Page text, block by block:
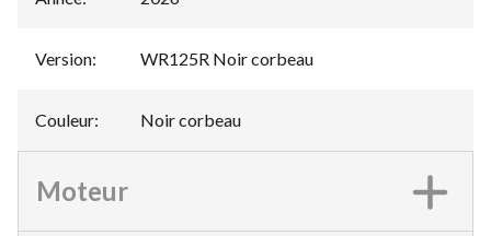
Version: WR125R Noir corbeau
Couleur: Noir corbeau
Moteur